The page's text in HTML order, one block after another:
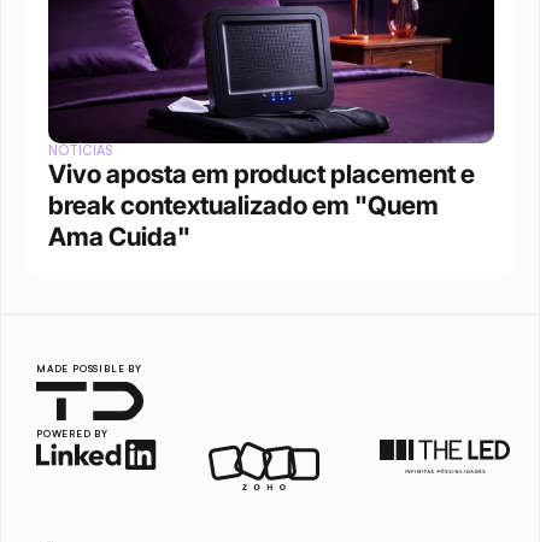
NOTÍCIAS
Vivo aposta em product placement e
break contextualizado em "Quem
Ama Cuida"
MADE POSSIBLE BY
POWERED BY